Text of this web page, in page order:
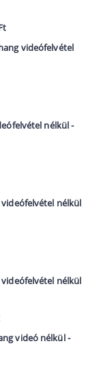
videófelvétel
nélkül -
videófelvétel nélkül
videófelvétel nélkül
videó nélkül -